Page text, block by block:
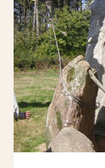
Avrillé
(Vendée)
le
G2
bis